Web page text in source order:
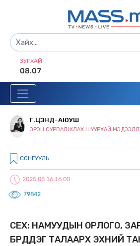
ЗУРХАЙ
08.07
Г.ЦЭНД-АЮУШ
ЭРЭН СУРВАЛЖЛАХ ШУУРХАЙ
СОНГУУЛЬ
2025.05.16 16:00
79842
СЕХ: НАМУУДЫН ОРЛОГО,
БҮРДДЭГ ТАЛААРХ ЭХНИЙ